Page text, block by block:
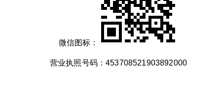
微信图标：
营业执照号码：453708521903892000